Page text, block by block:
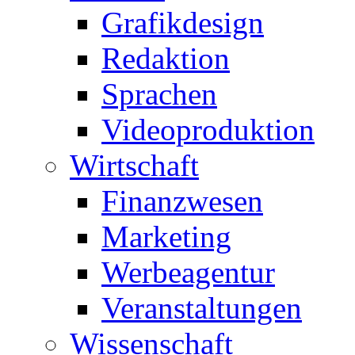
Grafikdesign
Redaktion
Sprachen
Videoproduktion
Wirtschaft
Finanzwesen
Marketing
Werbeagentur
Veranstaltungen
Wissenschaft